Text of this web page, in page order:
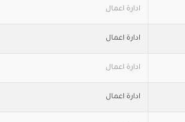
ادارة اعمال
ادارة اعمال
ادارة اعمال
ادارة اعمال